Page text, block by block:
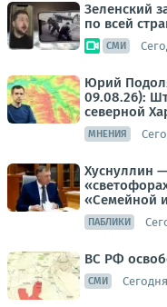
Зеленский
по всей
СМИ
Юрий
09.08.26):
северной
МНЕНИЯ
Хуснуллин
«Семейной
ПАБЛИКИ
ВС РФ
СМИ